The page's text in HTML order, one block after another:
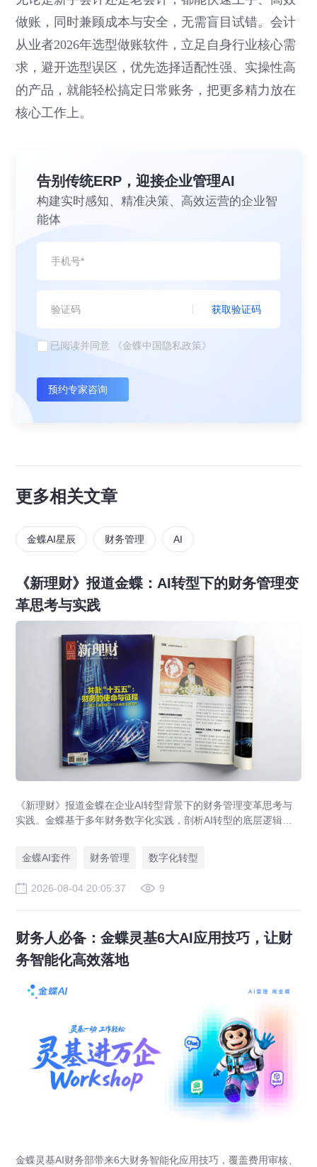
做账，同时兼顾成本与安全，无需盲目试错。会计
从业者2026年选型做账软件，立足自身行业核心需
求，避开选型误区，优先选择适配性强、实操性高
的产品，就能轻松搞定日常账务，把更多精力放在
核心工作上。
告别传统ERP，迎接企业管理AI
构建实时感知、精准决策、高效运营的企业智
能体
获取验证码
已阅读并同意 《金蝶中国隐私政策》
预约专家咨询
更多相关文章
金蝶AI星辰 财务管理 AI
《新理财》报道金蝶：AI转型下的财务管理变
革思考与实践
《新理财》报道金蝶在企业AI转型背景下的财务管理变革思考与
实践。金蝶基于多年财务数字化实践，剖析AI转型的底层逻辑，
金蝶AI套件 财务管理 数字化转型
2026-08-04 20:05:37 9
财务人必备：金蝶灵基6大AI应用技巧，让财
务智能化高效落地
金蝶灵基AI财务部带来6大财务智能化应用技巧，覆盖费用审核、